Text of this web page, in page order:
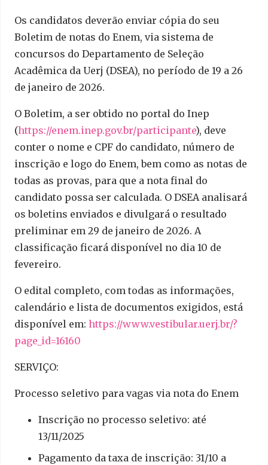
Os candidatos deverão enviar cópia do seu
Boletim de notas do Enem, via sistema de
concursos do Departamento de Seleção
Acadêmica da Uerj (DSEA), no período de 19 a 26
de janeiro de 2026.
O Boletim, a ser obtido no portal do Inep
(https://enem.inep.gov.br/participante), deve
conter o nome e CPF do candidato, número de
inscrição e logo do Enem, bem como as notas de
todas as provas, para que a nota final do
candidato possa ser calculada. O DSEA analisará
os boletins enviados e divulgará o resultado
preliminar em 29 de janeiro de 2026. A
classificação ficará disponível no dia 10 de
fevereiro.
O edital completo, com todas as informações,
calendário e lista de documentos exigidos, está
disponível em: https://www.vestibular.uerj.br/?
page_id=16160
SERVIÇO:
Processo seletivo para vagas via nota do Enem
Inscrição no processo seletivo: até
13/11/2025
Pagamento da taxa de inscrição: 31/10 a